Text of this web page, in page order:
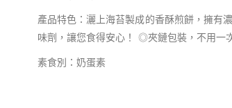
產品特色：灑上海苔製成的香酥煎餅，擁有
味劑，讓您食得安心！ ◎夾鏈包裝，不用一
素食別：奶蛋素